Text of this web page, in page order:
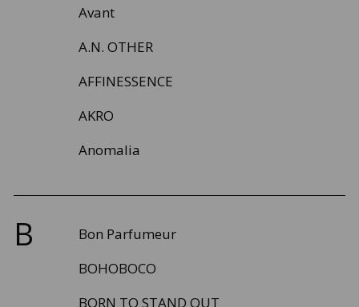
Avant
A.N. OTHER
AFFINESSENCE
AKRO
Anomalia
B
Bon Parfumeur
BOHOBOCO
BORN TO STAND OUT